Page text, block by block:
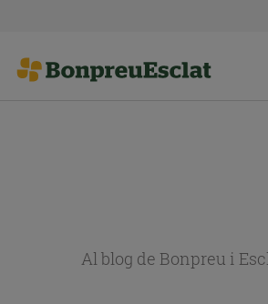
Al blog de Bonpreu i